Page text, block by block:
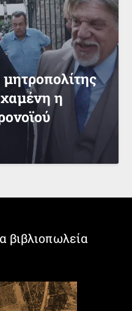
η
βιβλιοπωλεία